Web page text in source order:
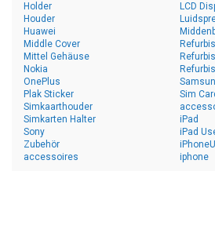
Holder
Houder
Huawei
LCD
Middle Cover
Mittel Gehäuse
Nokia
OnePlus
Plak Sticker
Sim
Simkaarthouder
Simkarten Halter
Sony
Zubehör
accessoires
iPad
iPad
iphone